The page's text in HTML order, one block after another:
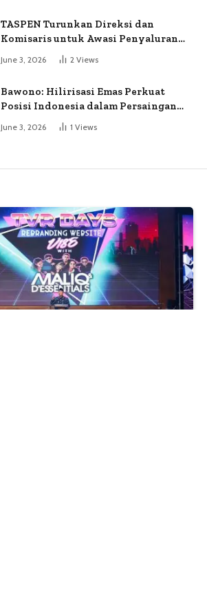
TASPEN Turunkan Direksi dan
Komisaris untuk Awasi Penyaluran
June 3, 2026 2 Views
Bawono: Hilirisasi Emas Perkuat
Posisi Indonesia dalam Persaingan
Industri Global
June 3, 2026 1 Views